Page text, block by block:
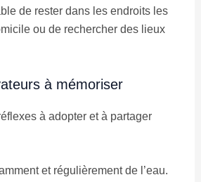
de rester dans les endroits les
ou de rechercher des lieux
à mémoriser
à adopter et à partager
et régulièrement de l’eau.